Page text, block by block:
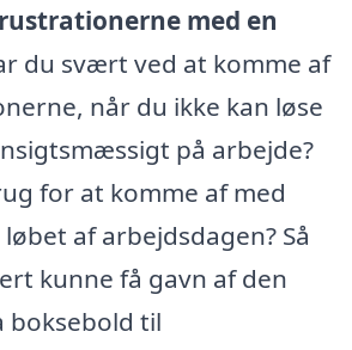
med en
du svært ved at komme af
når du ikke kan løse
på arbejde?
for at komme af med
af arbejdsdagen? Så
kunne få gavn af den
boksebold til